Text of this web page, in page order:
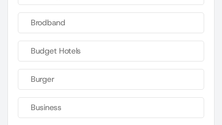
Brodband
Budget Hotels
Burger
Business